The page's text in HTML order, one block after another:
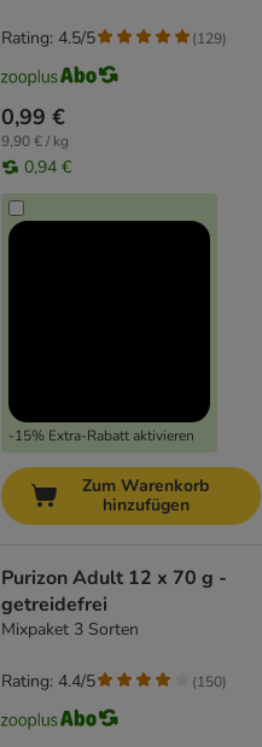
0,99 €
9,90 € / kg
0,94 €
-15% Extra-Rabatt aktivieren
Rating: 4.5/5 (129)
Zum Warenkorb
hinzufügen
Purizon Adult 12 x 70 g -
getreidefrei
Mixpaket 3 Sorten
Rating: 4.4/5 (150)